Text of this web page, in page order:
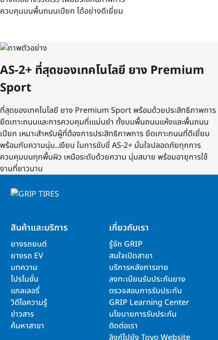
ควบคุมบนพื้นถนนเปียก ได้อย่างดีเยี่ยม
AS-2+ ที่สุดของเทคโนโลยี ยาง Premium
Sport
ที่สุดของเทคโนโลยี ยาง Premium Sport พร้อมด้วยประสิทธิภาพการ
ยึดเกาะถนนและการควบคุมที่เแม่นยำ ทั้งบนพื้นถนนแห้งและพื้นถนน
เปียก เหมาะสำหรับผู้ที่ต้องการประสิทธิภาพการ ยึดเกาะถนนที่ดีเยี่ยม
พร้อมกับความนุ่ม..เงียบ ในการขับขี่ AS-2+ มั่นใจปลอดภัยทุกการ
ควบคุมบนทุกพื้นผิว เหนือระดับด้วยความ นุ่มสบาย พร้อมอายุการใช้
งานที่ยาวนาน
สินค้าและบริการ
ยางรถยนต์
ยางรถ EV
บทความ
โปรโมชั่น
แกลเลอรี่
วิดีโอความรู้
ข่าวสาร
ค้นหาสาขา
เกี่ยวกับเรา
รู้จัก GRIP
สนใจเปิดสาขา
บริการหลังการขาย
ลงทะเบียนรับประกันยาง
ตรวจสอบการรับประกัน
GRIP Learning Center
นโยบายการรับประกัน
ติดต่อเรา
ลิงก์ไปยัง Toyo Website